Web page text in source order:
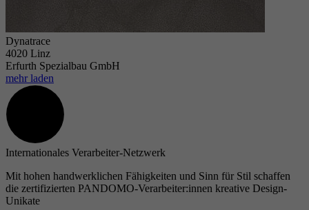
Dynatrace
4020 Linz
Erfurth Spezialbau GmbH
mehr laden
Internationales Verarbeiter-Netzwerk
Mit hohen handwerklichen Fähigkeiten und Sinn für Stil schaffen
die zertifizierten PANDOMO-Verarbeiter:innen kreative Design-
Unikate